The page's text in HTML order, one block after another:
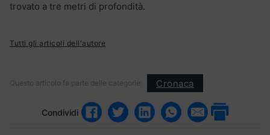
trovato a tre metri di profondità.
Tutti gli articoli dell'autore
Questo articolo fa parte delle categorie: Cronaca
Condividi